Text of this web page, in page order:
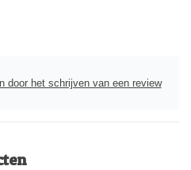
door het schrijven van een review